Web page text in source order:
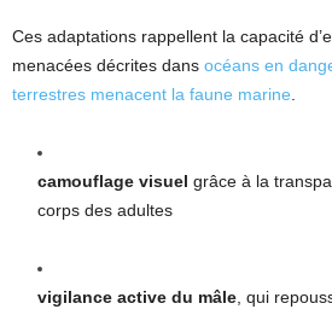
Ces adaptations rappellent la capacité
menacées décrites dans océans en
terrestres menacent la faune marine.
camouflage visuel grâce à la
corps des adultes
vigilance active du mâle, qui